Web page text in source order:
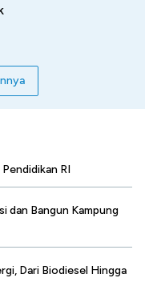
RI
dan Bangun Kampung
Dari Biodiesel Hingga